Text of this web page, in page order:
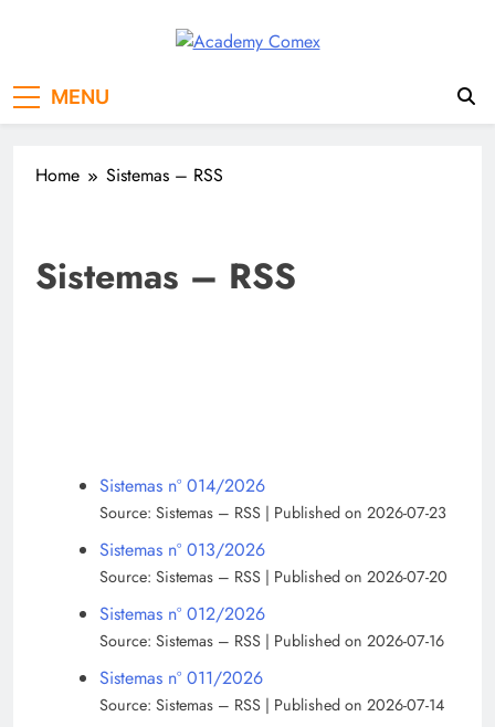
MENU
Home Sistemas – RSS
Sistemas – RSS
Sistemas nº 014/2026
Source: Sistemas – RSS Published on 2026-07-23
Sistemas nº 013/2026
Source: Sistemas – RSS Published on 2026-07-20
Sistemas nº 012/2026
Source: Sistemas – RSS Published on 2026-07-16
Sistemas nº 011/2026
Source: Sistemas – RSS Published on 2026-07-14